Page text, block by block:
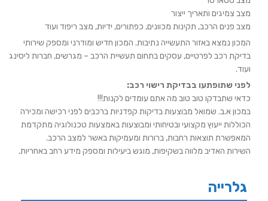
מצב צמיגים ותאריך ייצור
מצב פנים הרכב, תקינות מכוונים, כפתורים, ידיות, מצב ריפוד ועוד
המכון נמצא באזור התעשייה נתיבות. המכון חדיש ומודרני ומספק שירותי
בדיקת רכב לפרטיים, עסקים בתחום תעשיית הרכב – מגרשים, חברות ליסינג
ועוד.
לפני שתופתעו בבדיקת רישוי רכב:
כדאי שתבדקו טוב טוב מה אתם עומדים לקנות!!!
במכון א.ב. שמואל מבוצעות בדיקות קפדניות ברכבים לפני רכישה ומכירה
הכוללות ייעוץ מקצועי ובטיחותי ומבוצעות באמצעות טכנולוגיה מתקדמת
המאפשרת תוצאות רחבות, ברורות ומעמיקות באשר למצב הרכב.
השירות האדיב מלווה בשקיפות, מוגש ביעילות ומספק מידע רחב באחריות.
גלרייה